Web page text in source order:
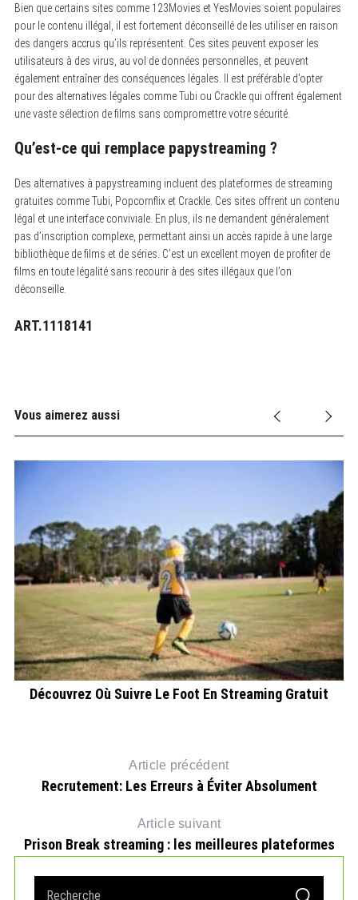
Bien que certains sites comme 123Movies et YesMovies soient populaires
pour le contenu illégal, il est fortement déconseillé de les utiliser en raison
des dangers accrus qu’ils représentent. Ces sites peuvent exposer les
utilisateurs à des virus, au vol de données personnelles, et peuvent
également entraîner des conséquences légales. Il est préférable d’opter
pour des alternatives légales comme Tubi ou Crackle qui offrent également
une vaste sélection de films sans compromettre votre sécurité.
Qu’est-ce qui remplace papystreaming ?
Des alternatives à papystreaming incluent des plateformes de streaming
gratuites comme Tubi, Popcornflix et Crackle. Ces sites offrent un contenu
légal et une interface conviviale. En plus, ils ne demandent généralement
pas d’inscription complexe, permettant ainsi un accès rapide à une large
bibliothèque de films et de séries. C’est un excellent moyen de profiter de
films en toute légalité sans recourir à des sites illégaux que l’on
déconseille.
ART.1118141
Vous aimerez aussi
Découvrez Où Suivre Le Foot En Streaming Gratuit
Article précédent
Recrutement: Les Erreurs à Éviter Absolument
Article suivant
Prison Break streaming : les meilleures plateformes